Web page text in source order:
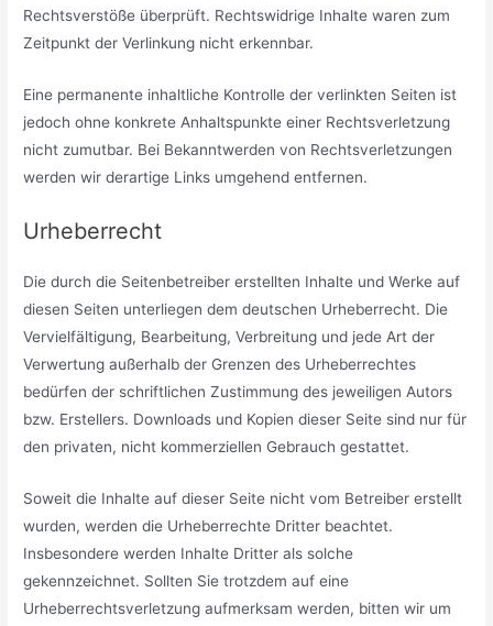
Rechtsverstöße überprüft. Rechtswidrige Inhalte waren zum
Zeitpunkt der Verlinkung nicht erkennbar.
Eine permanente inhaltliche Kontrolle der verlinkten Seiten ist
jedoch ohne konkrete Anhaltspunkte einer Rechtsverletzung
nicht zumutbar. Bei Bekanntwerden von Rechtsverletzungen
werden wir derartige Links umgehend entfernen.
Urheberrecht
Die durch die Seitenbetreiber erstellten Inhalte und Werke auf
diesen Seiten unterliegen dem deutschen Urheberrecht. Die
Vervielfältigung, Bearbeitung, Verbreitung und jede Art der
Verwertung außerhalb der Grenzen des Urheberrechtes
bedürfen der schriftlichen Zustimmung des jeweiligen Autors
bzw. Erstellers. Downloads und Kopien dieser Seite sind nur für
den privaten, nicht kommerziellen Gebrauch gestattet.
Soweit die Inhalte auf dieser Seite nicht vom Betreiber erstellt
wurden, werden die Urheberrechte Dritter beachtet.
Insbesondere werden Inhalte Dritter als solche
gekennzeichnet. Sollten Sie trotzdem auf eine
Urheberrechtsverletzung aufmerksam werden, bitten wir um